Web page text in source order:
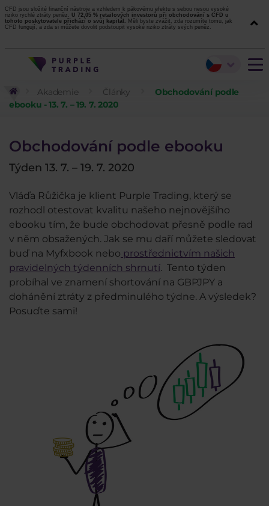
CFD jsou složité finanční nástroje a vzhledem k pákovému efektu s sebou nesou vysoké
riziko rychlé ztráty peněz. U 72,05 % retailových investorů při obchodování s CFD u
tohoto poskytovatele přichází o svůj kapitál. Měli byste zvážit, zda rozumíte tomu, jak
CFD fungují, a zda si můžete dovolit podstoupit vysoké riziko ztráty svých peněz.
Akademie Články
Obchodování podle
ebooku - 13. 7. – 19. 7. 2020
Obchodování podle ebooku
Týden 13. 7. – 19. 7. 2020
Vláďa Růžička je klient Purple Trading, který se
rozhodl otestovat kvalitu našeho nejnovějšího
ebooku tím, že bude obchodovat přesně podle rad
v něm obsažených. Jak se mu daří můžete sledovat
buď na Myfxbook nebo prostřednictvím našich
pravidelných týdenních shrnutí. Tento týden
probíhal ve znamení shortování na GBPJPY a
dohánění ztráty z předminulého týdne. A výsledek?
Posuďte sami!